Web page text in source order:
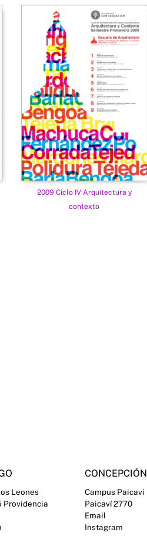
2009 Ciclo IV Arquitectura y
contexto
Leones
Providencia
CONCEPCIÓN
Campus Paicaví
Paicaví 2770
Email
Instagram